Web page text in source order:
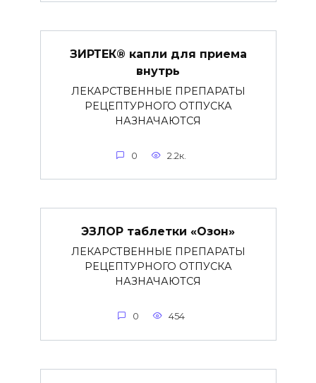
ЗИРТЕК® капли для приема
внутрь
ЛЕКАРСТВЕННЫЕ ПРЕПАРАТЫ
РЕЦЕПТУРНОГО ОТПУСКА
НАЗНАЧАЮТСЯ
0 2.2к.
ЭЗЛОР таблетки «Озон»
ЛЕКАРСТВЕННЫЕ ПРЕПАРАТЫ
РЕЦЕПТУРНОГО ОТПУСКА
НАЗНАЧАЮТСЯ
0 454